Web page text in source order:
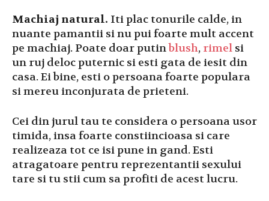
Machiaj natural. Iti plac tonurile calde, in
nuante pamantii si nu pui foarte mult accent
pe machiaj. Poate doar putinblush, rimel si
un ruj deloc puternic si esti gata de iesit din
casa. Ei bine, esti o persoana foarte populara
si mereu inconjurata de prieteni.
Cei din jurul tau te considera o persoana usor
timida, insa foarte constiincioasa si care
realizeaza tot ce isi pune in gand. Esti
atragatoare pentru reprezentantii sexului
tare si tu stii cum sa profiti de acest lucru.